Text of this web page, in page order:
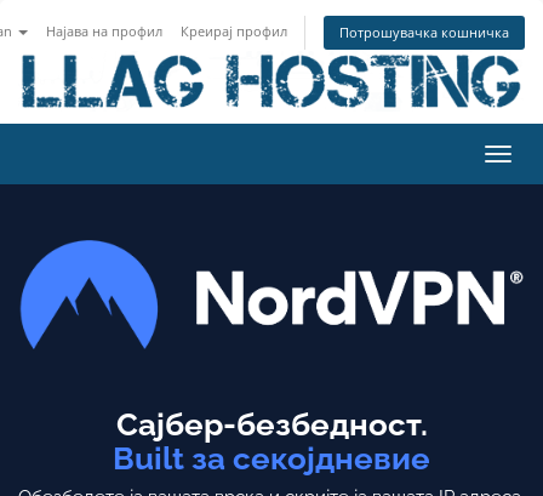
Најава на профил Креирај профил Потрошувачка кошничка
ја
Сајбер-безбедност.
Built за секојдневие